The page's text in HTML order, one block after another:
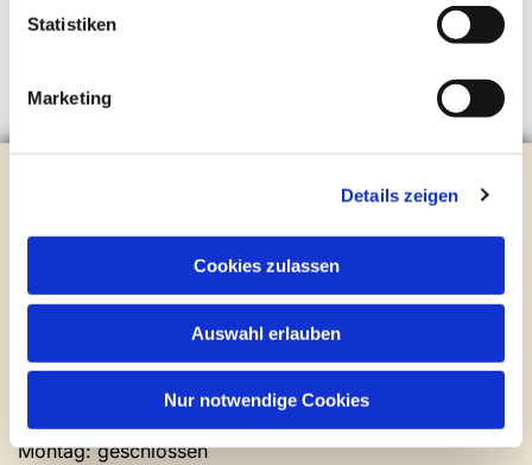
Statistiken
Marketing
Details zeigen
Cookies zulassen
Auswahl erlauben
Nur notwendige Cookies
Brockhagener Straße 28 | 33803 Steinhagen
Tel.:0 52 04 / 36 28
gemeindeamt@kirche-steinhagen.de
Newsletter abonnieren
Kontakt und Öffnungszeiten
Gemeinde- und Friedhofsamt
Montag: geschlossen